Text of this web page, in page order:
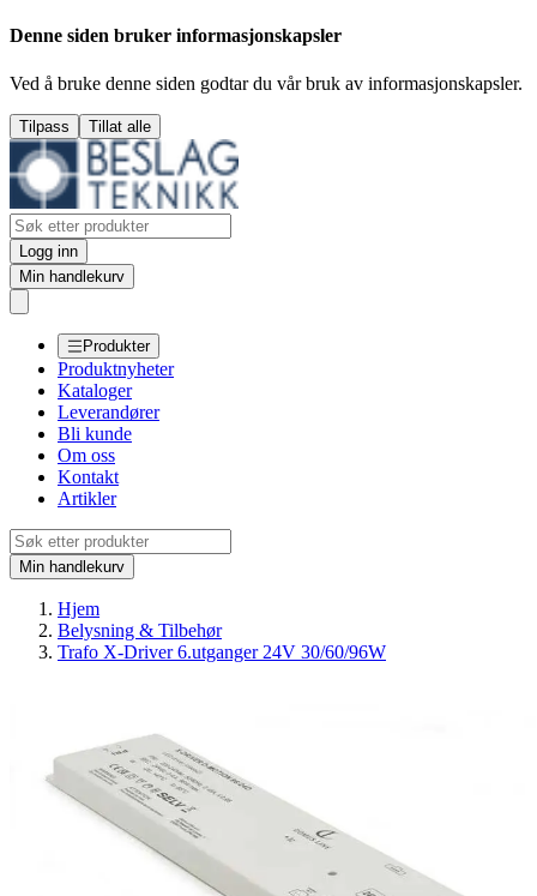
Denne siden bruker informasjonskapsler
Ved å bruke denne siden godtar du vår bruk av informasjonskapsler.
Tilpass Tillat alle
Logg inn
Min handlekurv
Produkter
Produktnyheter
Kataloger
Leverandører
Bli kunde
Om oss
Kontakt
Artikler
Min handlekurv
Hjem
Belysning & Tilbehør
Trafo X-Driver 6.utganger 24V 30/60/96W